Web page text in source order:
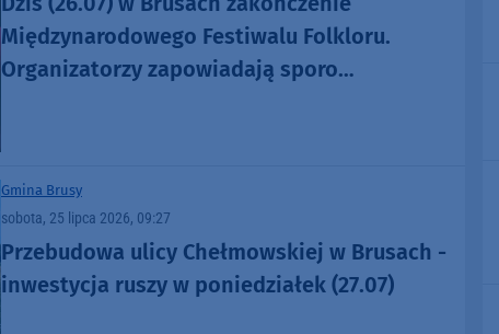
Międzynarodowego Festiwalu Folkloru.
Organizatorzy zapowiadają sporo
Gmina Brusy
sobota, 25 lipca 2026, 09:27
Przebudowa ulicy Chełmowskiej w Brusach -
inwestycja ruszy w poniedziałek (27.07)